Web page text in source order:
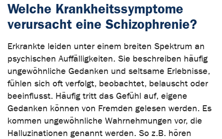
Welche Krankheitssymptome
verursacht eine Schizophrenie?
Erkrankte leiden unter einem breiten Spektrum an
psychischen Auffälligkeiten. Sie beschreiben häufig
ungewöhnliche Gedanken und seltsame Erlebnisse,
fühlen sich oft verfolgt, beobachtet, belauscht oder
beeinflusst. Häufig tritt das Gefühl auf, eigene
Gedanken können von Fremden gelesen werden. Es
kommen ungewöhnliche Wahrnehmungen vor, die
Halluzinationen genannt werden. So z.B. hören